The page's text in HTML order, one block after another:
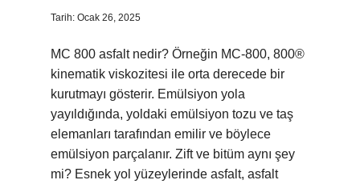
Tarih: Ocak 26, 2025
MC 800 asfalt nedir? Örneğin MC-800, 800®
kinematik viskozitesi ile orta derecede bir
kurutmayı gösterir. Emülsiyon yola
yayıldığında, yoldaki emülsiyon tozu ve taş
elemanları tarafından emilir ve böylece
emülsiyon parçalanır. Zift ve bitüm aynı şey
mi? Esnek yol yüzeylerinde asfalt, asfalt